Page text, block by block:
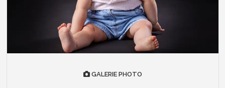
GALERIE PHOTO